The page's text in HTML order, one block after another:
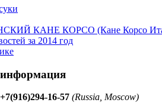
КАНЕ КОРСО (Кане Корсо
за 2014 год
+7(916)294-16-57 (Russia, Moscow)